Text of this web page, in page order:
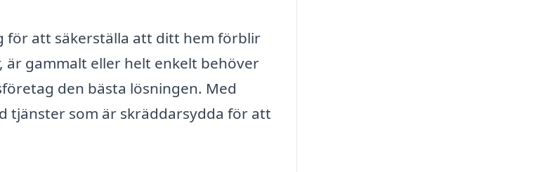
för att säkerställa att ditt hem förblir
gammalt eller helt enkelt behöver
den bästa lösningen. Med
tjänster som är skräddarsydda för att